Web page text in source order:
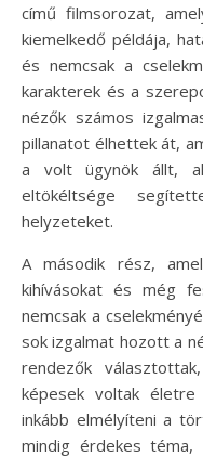
című filmsorozat,
kiemelkedő példája,
és nemcsak a
karakterek és a
nézők számos
pillanatot élhettek át,
a volt ügynök állt,
eltökéltsége
helyzeteket.
A második rész,
kihívásokat és még
nemcsak a
sok izgalmat hozott a
rendezők
képesek voltak
inkább elmélyíteni a
mindig érdekes téma,